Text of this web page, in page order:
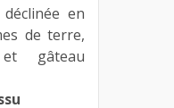
en
de terre,
gâteau